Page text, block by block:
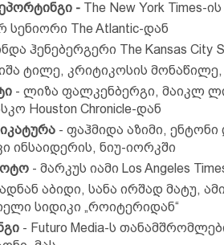
- The New York Times-
სენიორი The Atlantic-დან
ჰენებერგერი The Kansas City
ტილე, კრიტიკოსის მონაწილე,
- ლიზა ფალკენბერგი, მაიკლ
Houston Chronicle-დან
- ფაჰმიდა აზიმი,
ინსაიდერის, ნიუ-იორკში
- მარკუს იამი Los Angeles
აბიდი, სანა ირშად მატუ,
სიდიკი „როიტერიდან“
- Futuro Media-ს